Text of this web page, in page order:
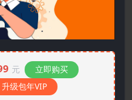
元
立即购买
升级包年VIP